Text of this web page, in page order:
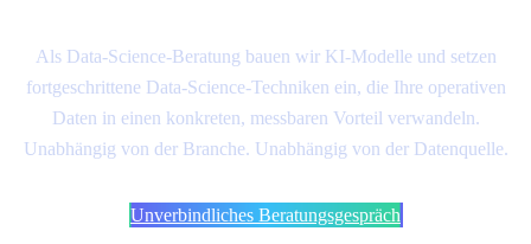
Als Data-Science-Beratung bauen wir KI-Modelle und setzen
fortgeschrittene Data-Science-Techniken ein, die Ihre operativen
Daten in einen konkreten, messbaren Vorteil verwandeln.
Unabhängig von der Branche. Unabhängig von der Datenquelle.
Unverbindliches Beratungsgespräch